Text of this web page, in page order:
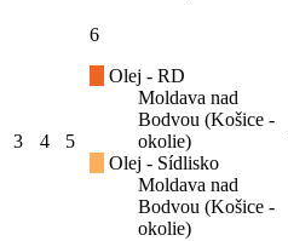
3 4 5
6
Olej - RD
Moldava nad
Bodvou (Košice -
okolie)
Olej - Sídlisko
Moldava nad
Bodvou (Košice -
okolie)